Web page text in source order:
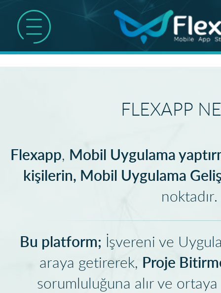
FLEXAPP
Flexapp, Mobil Uygulama
kişilerin, Mobil Uygulama
noktadır.
Bu platform; İşvereni ve
araya getirerek, Proje
sorumluluğuna alır ve